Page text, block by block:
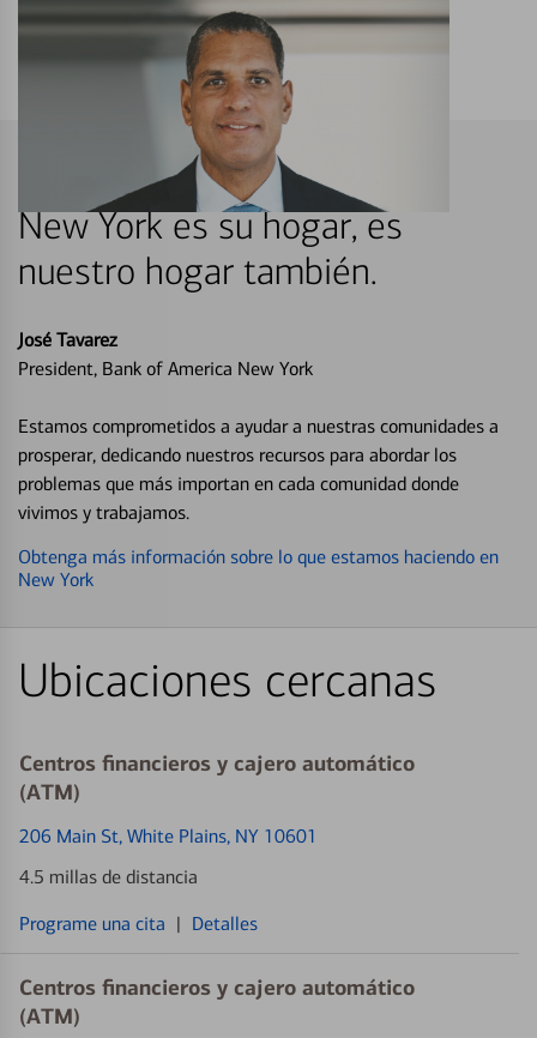
New York es su hogar, es
nuestro hogar también.
José Tavarez
President, Bank of America New York
Estamos comprometidos a ayudar a nuestras comunidades a
prosperar, dedicando nuestros recursos para abordar los
problemas que más importan en cada comunidad donde
vivimos y trabajamos.
Obtenga más información sobre lo que estamos haciendo en
New York
Ubicaciones cercanas
Centros financieros y cajero automático
(ATM)
206 Main St, White Plains, NY 10601
4.5 millas de distancia
Programe una cita | Detalles
Centros financieros y cajero automático
(ATM)